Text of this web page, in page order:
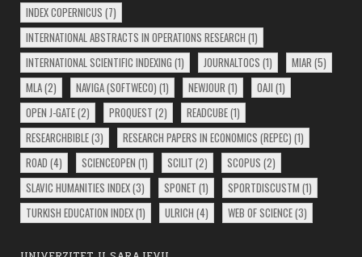
INDEX COPERNICUS (7)
INTERNATIONAL ABSTRACTS IN OPERATIONS RESEARCH (1)
INTERNATIONAL SCIENTIFIC INDEXING (1) JOURNALTOCS (1) MIAR (5)
MLA(2) NAVIGA (SOFTWECO) (1) NEWJOUR (1) OAJI (1)
OPEN J-GATE(2) PROQUEST (2) READCUBE(1)
RESEARCHBIBLE(3) RESEARCH PAPERS IN ECONOMICS (REPEC) (1)
ROAD (4) SCIENCEOPEN (1) SCILIT (2) SCOPUS (2)
SLAVIC HUMANITIES INDEX(3) SPONET (1) SPORTDISCUSTM (1)
TURKISH EDUCATION INDEX(1) ULRICH (4) WEB OF SCIENCE(3)